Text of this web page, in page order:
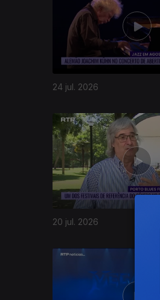
24 jul. 2026
20 jul. 2026
941592